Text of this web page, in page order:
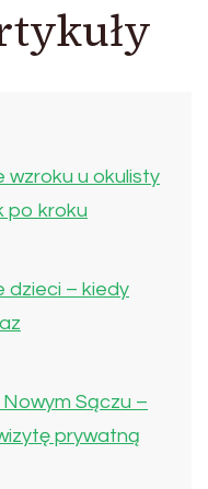
wzroku u okulisty
po kroku
dzieci – kiedy
Sączu –
prywatną